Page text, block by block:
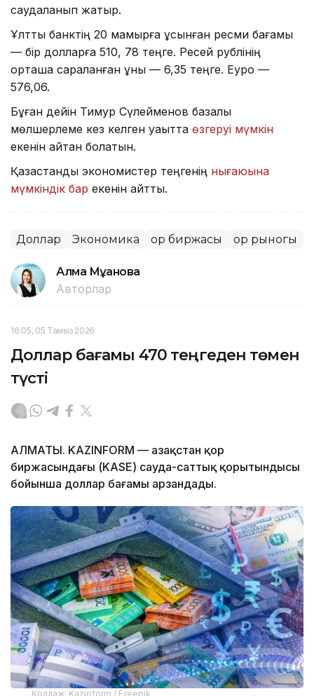
саудаланып жатыр.
Ұлттық банктің 20 мамырға ұсынған ресми бағамы
— бір долларға 510, 78 теңге. Ресей рублінің
орташа сараланған құны — 6,35 теңге. Еуро —
576,06.
Бұған дейін Тимур Сүлейменов базалық
мөлшерлеме кез келген уақытта өзгеруі мүмкін
екенін айтқан болатын.
Қазақстандық экономистер теңгенің нығаюына
мүмкіндік бар екенін айтты.
Доллар Экономика Қор биржасы Қор рыногы
Алма Мұқанова
Авторлар
16:05, 05 Тамыз 2026
Доллар бағамы 470 теңгеден төмен
түсті
АЛМАТЫ. KAZINFORM — Қазақстан қор
биржасындағы (KASE) сауда-саттық қорытындысы
бойынша доллар бағамы арзандады.
Коллаж: Kazinform / Freepik